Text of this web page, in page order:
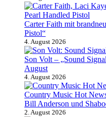
Carter Faith mit
Pistol“
4. August 2026
Son Volt – „Sound
August
4. August 2026
Country Music Hot
Bill Anderson und
2. August 2026